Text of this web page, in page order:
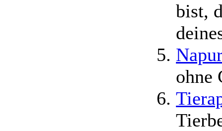
bist,
ohne